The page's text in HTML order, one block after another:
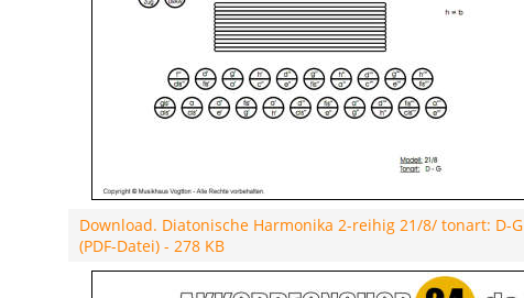
Download. Diatonische Harmonika 2-reihig 21/8/ tonart: D-G
(PDF-Datei) - 278 KB